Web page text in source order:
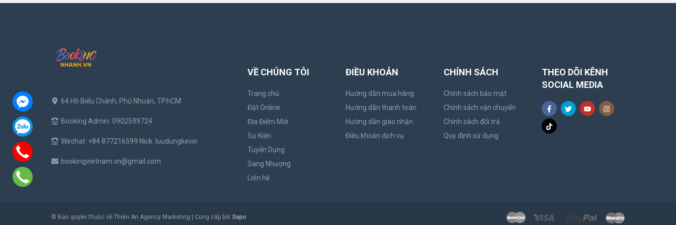
64 Hồ Biểu Chánh, Phú Nhuận, TP.hCM
Booking Admin: 0902599724
Wechat: +84 877216599 Nick: luudungkevin
bookingvietnam.vn@gmail.com
VỀ CHÚNG TÔI
Trang chủ
Đặt Online
Địa Điểm Mới
Sự Kiện
Tuyển Dụng
Sang Nhượng
Liên hệ
ĐIỀU KHOẢN
Hướng dẫn mua hàng
Hướng dẫn thanh toán
Hướng dẫn giao nhận
Điều khoản dịch vụ
CHÍNH SÁCH
Chính sách bảo mật
Chính sách vận chuyển
Chính sách đổi trả
Quy định sử dụng
THEO DÕI KÊNH
SOCIAL MEDIA
© Bản quyền thuộc về Thiên An Agency Marketing Cung cấp bởi Sapo